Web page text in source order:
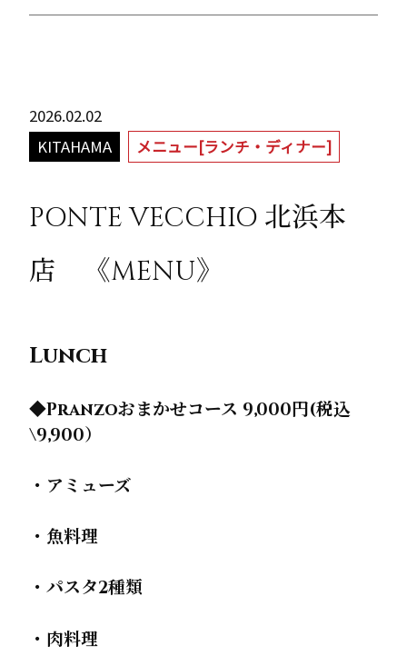
2026.02.02
KITAHAMA
メニュー[ランチ・ディナー]
PONTE VECCHIO 北浜本
店 《MENU》
Lunch
◆Pranzoおまかせコース 9,000円(税込
\9,900）
・アミューズ
・魚料理
・パスタ2種類
・肉料理